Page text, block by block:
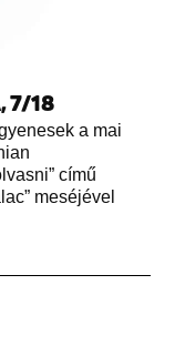
7/18
a mai
című
meséjével